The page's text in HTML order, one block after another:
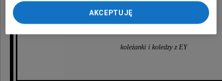
koleżanki i koledzy z EY
ponownie wywołując narzędzie do zarządzania Twoimi
preferencjami dot. przetwarzania danych poprzez
odnośnik „Ustawienia prywatności” w stopce serwisu i
przechodząc do sekcji „Ustawienia zaawansowane”.
Zmiana ustawień plików cookie możliwa jest także za
AKCEPTUJĘ